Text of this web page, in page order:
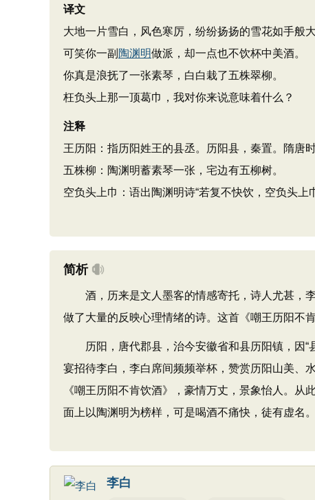
译文
大地一片雪白，风色寒厉，纷纷扬扬的雪花如手般大
可笑你一副 陶渊明做派，却一点也不饮杯中美酒。
你真是浪抚了一张素琴，白白栽了五株翠柳。
枉负头上那一顶葛巾，我对你来说意味着什么？
注释
王历阳：指历阳姓王的县丞。历阳县，秦置。隋唐
五株柳：陶渊明蓄素琴一张，宅边有五柳树。
空负头上巾：语出陶渊明诗“若复不快饮，空负头上巾
简析
酒，历来是文人墨客的情感寄托，诗人尤甚，李
做了大量的反映心理情绪的诗。这首《嘲王历阳不
历阳，唐代郡县，治今安徽省和县历阳镇，因“
宴招待李白，李白席间频频举杯，赞赏历阳山美
《嘲王历阳不肯饮酒》，豪情万丈，景象怡人。
面上以陶渊明为榜样，可是喝酒不痛快，徒有虚名
李白